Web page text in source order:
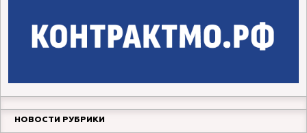
НОВОСТИ РУБРИКИ